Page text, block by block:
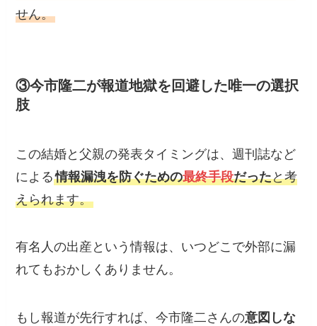
せん。
③今市隆二が報道地獄を回避した唯一の選択
肢
この結婚と父親の発表タイミングは、週刊誌など
による情報漏洩を防ぐための最終手段だったと考
えられます。
有名人の出産という情報は、いつどこで外部に漏
れてもおかしくありません。
もし報道が先行すれば、今市隆二さんの意図しな